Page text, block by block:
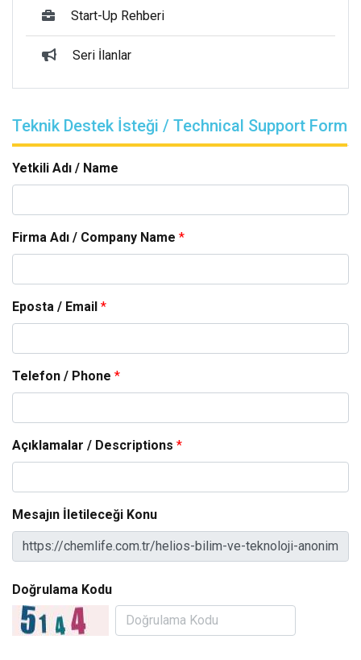
Start-Up Rehberi
Seri İlanlar
Teknik Destek İsteği / Technical Support Form
Yetkili Adı / Name
Firma Adı / Company Name *
Eposta / Email *
Telefon / Phone *
Açıklamalar / Descriptions *
Mesajın İletileceği Konu
Doğrulama Kodu